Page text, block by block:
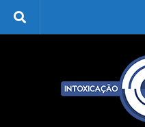
Skip to content